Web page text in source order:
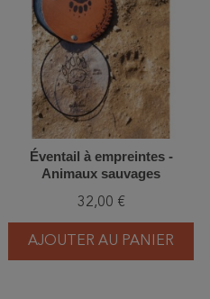
Éventail à empreintes -
Animaux sauvages
32,00 €
AJOUTER AU PANIER